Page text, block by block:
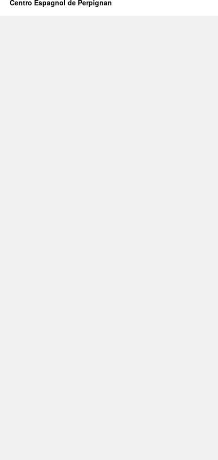
Centro Espagnol de Perpignan